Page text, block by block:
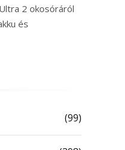
2 okosóráról
és
(99)